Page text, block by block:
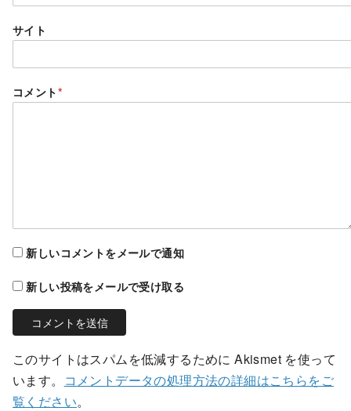
サイト
コメント*
新しいコメントをメールで通知
新しい投稿をメールで受け取る
このサイトはスパムを低減するために Akismet を使って
います。
コメントデータの処理方法の詳細はこちらをご
覧ください。